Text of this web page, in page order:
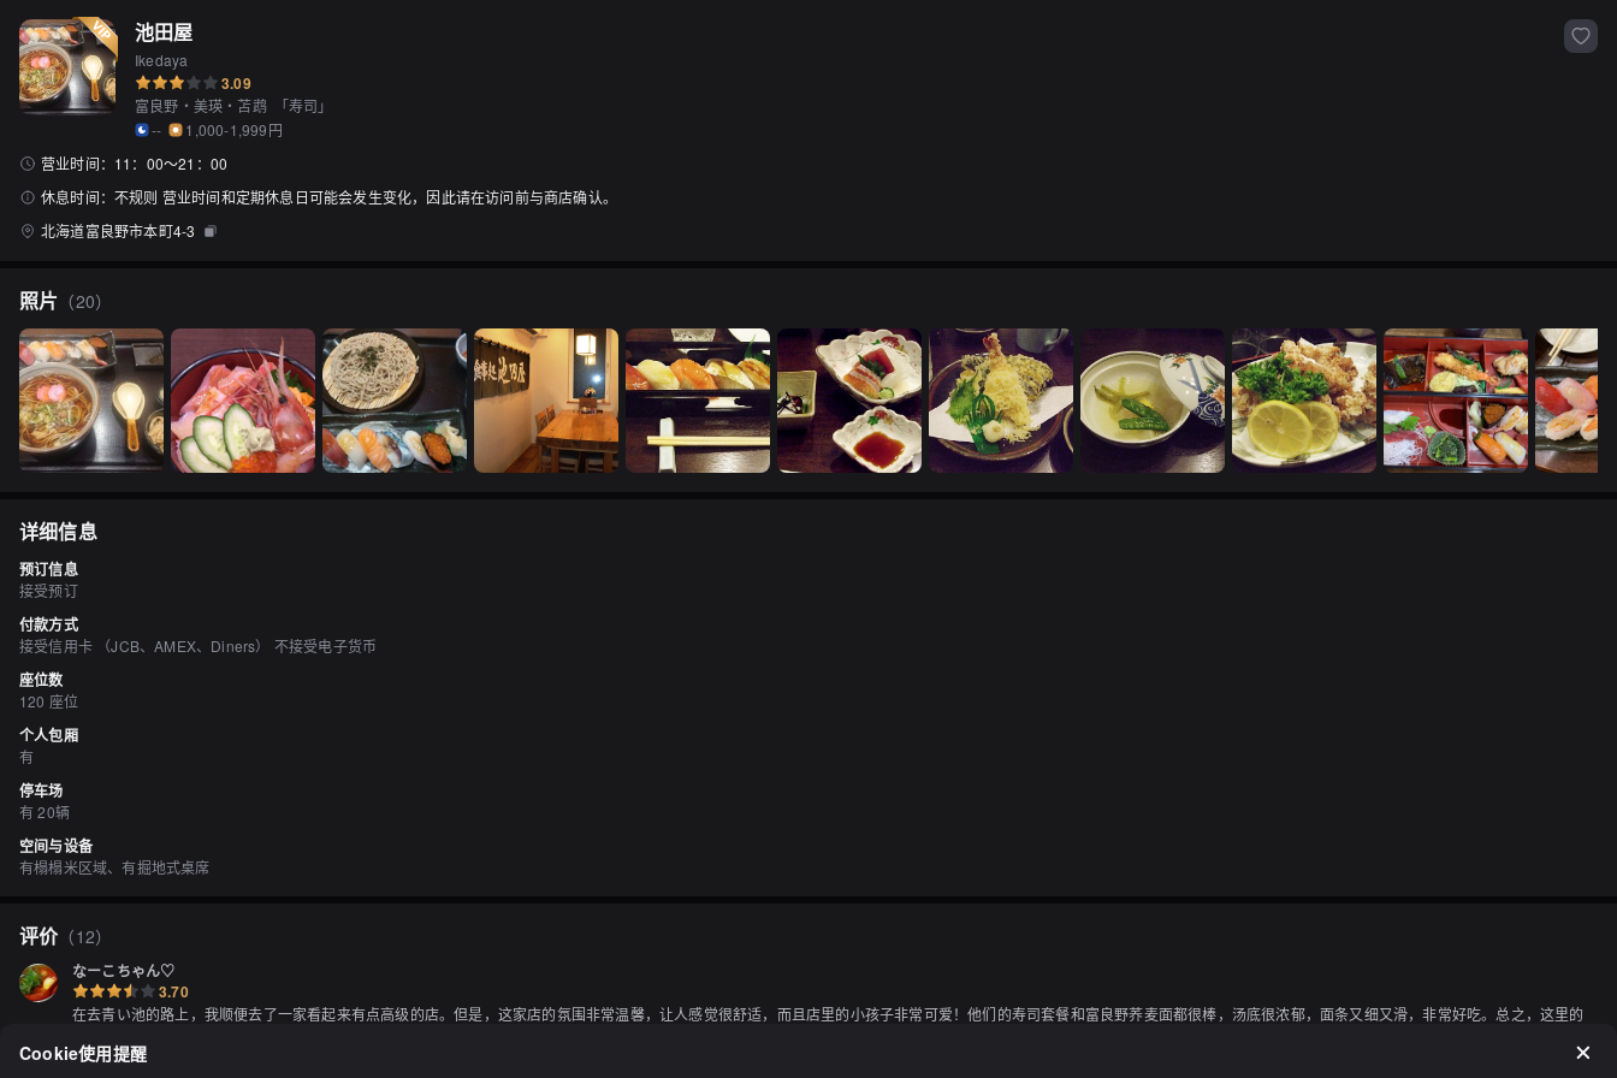
池田屋
Ikedaya
3.09
富良野・美瑛・苫鹉 「寿司 」
--
1,000-1,999円
营业时间： 11：00〜21：00
休息时间： 不规则 营业时间和定期休息日可能会发生变化，因此请在访问前与商店确认。
北海道富良野市本町4-3
照片 （20）
详细信息
预订信息
接受预订
付款方式
接受信用卡 （JCB、AMEX、Diners） 不接受电子货币
座位数
120 座位
个人包厢
有
停车场
有 20辆
空间与设备
有榻榻米区域、有掘地式桌席
评价（12）
なーこちゃん♡
3.70
在去青い池的路上，我顺便去了一家看起来有点高级的店。但是，这家店的氛围非常温馨，让人感觉很舒适，而且店里的小孩子非常可爱！他们的寿司套餐和富良野荞麦面都很棒，汤底很浓郁，面条又细又滑，非常好吃。总之，这里的
Cookie使用提醒